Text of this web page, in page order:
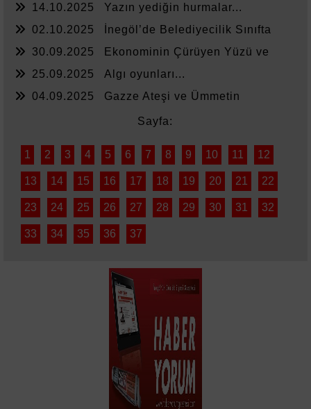
14.10.2025
Yazın yediğin hurmalar...
02.10.2025
İnegöl’de Belediyecilik Sınıfta
30.09.2025
Ekonominin Çürüyen Yüzü ve
25.09.2025
Algı oyunları...
04.09.2025
Gazze Ateşi ve Ümmetin
Sayfa:
1 2 3 4 5 6 7 8 9 10 11 12
13 14 15 16 17 18 19 20 21 22
23 24 25 26 27 28 29 30 31 32
33 34 35 36 37